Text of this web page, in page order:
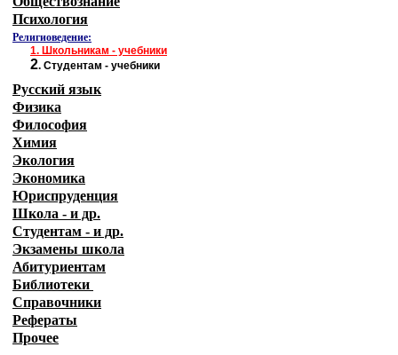
Психология
Религиоведение:
1. Школьникам - учебники
2. Студентам - учебники
Русский язык
Физика
Философия
Химия
Экология
Экономика
Юриспруденция
Школа - и др.
Студентам - и др.
Экзамены школа
Абитуриентам
Библиотеки
Справочники
Рефераты
Прочее